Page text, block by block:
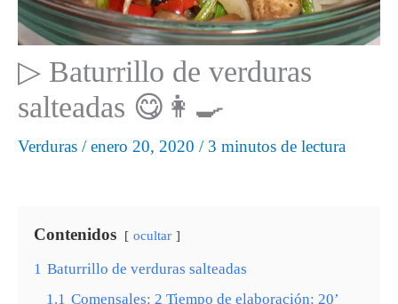
▷ Baturrillo de verduras
salteadas 😋👩‍🍳
Verduras /enero 20, 2020 / 3 minutos de lectura
Contenidos ocultar
1 Baturrillo de verduras salteadas
1.1 Comensales: 2 Tiempo de elaboración: 20’